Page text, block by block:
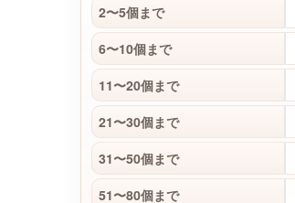
2〜5個まで
6〜10個まで
11〜20個まで
21〜30個まで
31〜50個まで
51〜80個まで